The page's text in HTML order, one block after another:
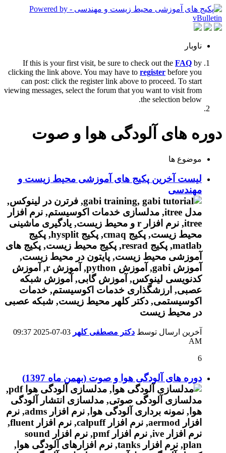
ناوبار
If this is your first visit, be sure to check out the FAQ by
clicking the link above. You may have to register before you
can post: click the register link above to proceed. To start
viewing messages, select the forum that you want to visit from
the selection below.
دوره های آلودگی هوا و صوت
موضوع ها
لیست آخرین پکیج های آموزشی محیط زیست و
مهندسی
آخرین ارسال توسط دکتر مصطفی کلهر
09:37
AM
6
دوره های آلودگی هوا و صوت (بهمن ماه 1397)